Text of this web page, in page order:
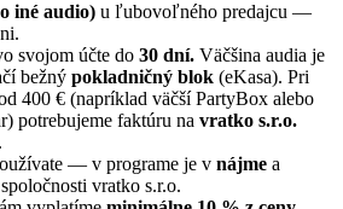
iné audio) u ľubovoľného predajcu —
svojom účte do 30 dní. Väčšina audia je
bežný pokladničný blok (eKasa). Pri
400 € (napríklad väčší PartyBox alebo
potrebujeme faktúru na vratko s.r.o.
— v programe je v nájme a
vratko s.r.o.